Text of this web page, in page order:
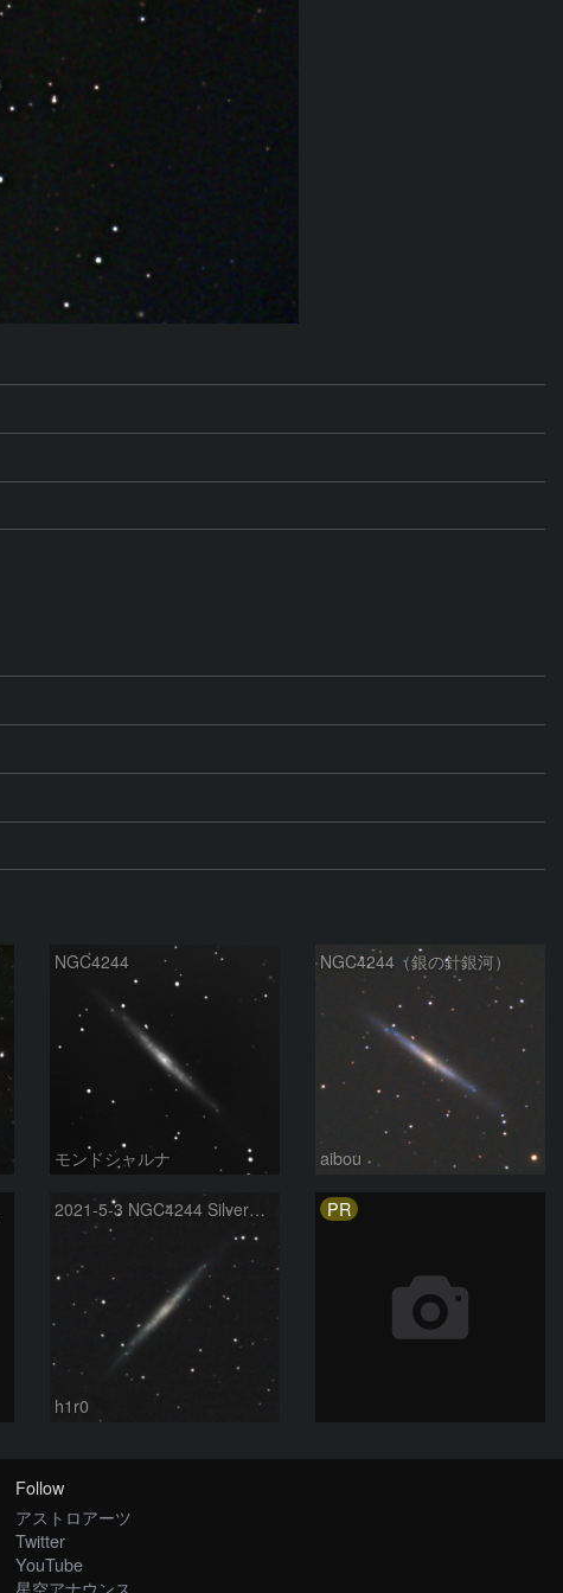
NGC4244
モンドシャルナ
NGC4244（銀の針銀河）
aibou
2021-5-3 NGC4244 SilverNeedleGalaxy（りょうけん座）
h1r0
PR
Follow
アストロアーツ
Twitter
YouTube